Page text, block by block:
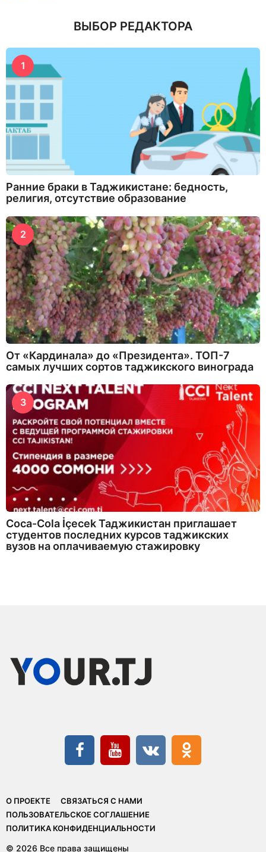
ВЫБОР РЕДАКТОРА
1
Ранние браки в Таджикистане: бедность,
религия, отсутствие образование
2
От «Кардинала» до «Президента». ТОП-7
самых лучших сортов таджикского винограда
3
Coca-Cola İçecek Таджикистан приглашает
студентов последних курсов таджикских
вузов на оплачиваемую стажировку
О ПРОЕКТЕ
СВЯЗАТЬСЯ С НАМИ
ПОЛЬЗОВАТЕЛЬСКОЕ СОГЛАШЕНИЕ
ПОЛИТИКА КОНФИДЕНЦИАЛЬНОСТИ
© 2026 Все права защищены